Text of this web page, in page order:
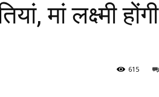
मां लक्ष्मी होंगी
615